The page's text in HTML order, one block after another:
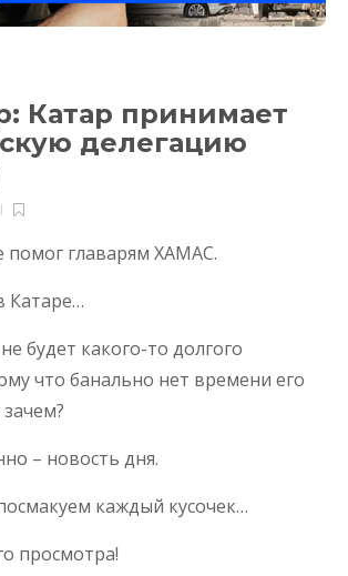
Катар принимает
делегацию
помог главарям ХАМАС.
Катаре…
будет какого-то долгого
что банально нет времени его
– новость дня.
каждый кусочек…
просмотра!